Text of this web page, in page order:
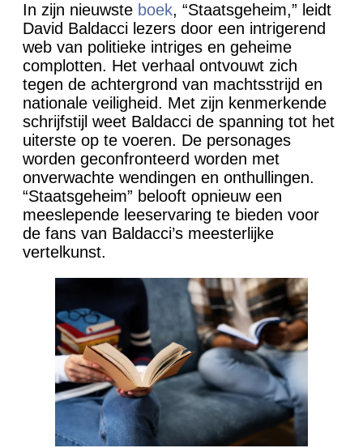
In zijn nieuwste boek, “Staatsgeheim,” leidt
David Baldacci lezers door een intrigerend
web van politieke intriges en geheime
complotten. Het verhaal ontvouwt zich
tegen de achtergrond van machtsstrijd en
nationale veiligheid. Met zijn kenmerkende
schrijfstijl weet Baldacci de spanning tot het
uiterste op te voeren. De personages
worden geconfronteerd worden met
onverwachte wendingen en onthullingen.
“Staatsgeheim” belooft opnieuw een
meeslepende leeservaring te bieden voor
de fans van Baldacci’s meesterlijke
vertelkunst.